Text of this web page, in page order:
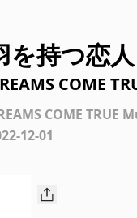
を持つ恋
COME
COME TRUE
12-01